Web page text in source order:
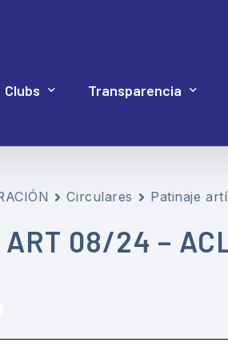
4P
Web
Clubs
Hockey Línea
Hockey Patines
Patinaje velocidad
Transparencia
Acuerdos
Código de Buen
Estatutos
Circulares Patinaje
08/24 –